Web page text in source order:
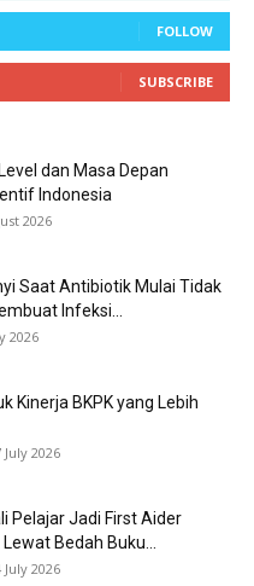
FOLLOW
SUBSCRIBE
dan Masa Depan
Indonesia
2026
Saat Antibiotik Mulai Tidak
Infeksi...
2026
Kinerja BKPK yang Lebih
July 2026
Pelajar Jadi First Aider
Bedah Buku...
July 2026